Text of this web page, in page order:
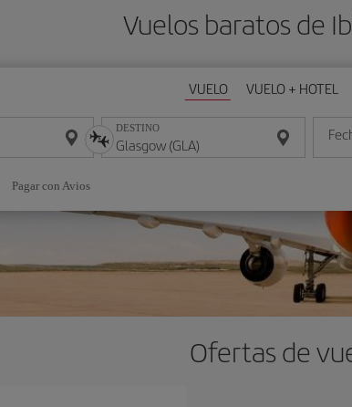
Vuelos baratos de
VUELO VUELO + HOTEL
DESTINO
Pagar con Avios
Ofertas de